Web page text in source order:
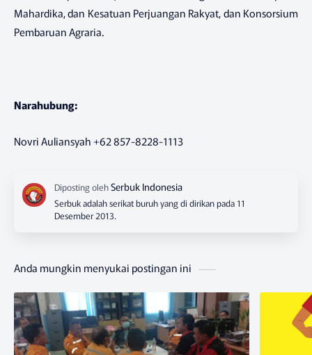
Mahardika, dan Kesatuan Perjuangan Rakyat, dan Konsorsium
Pembaruan Agraria.
Narahubung:
Novri Auliansyah +62 857-8228-1113
Serbuk adalah serikat buruh yang di dirikan pada 11
Desember 2013.
Anda mungkin menyukai postingan ini